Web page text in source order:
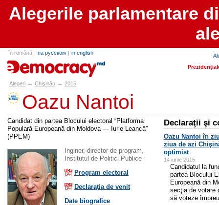
Alegerile parlamentare
în română | на русском | in english
alegeri.md
Alegeri → Chişinău → 2015
Oazu Nantoi
Candidat din partea Blocului electoral “Platforma
Populară Europeană din Moldova — Iurie Leancă”
(PPEM)
Inginer, director de program,
Institutul de Politici Publice
Program electoral
Declaraţia de venit
Date biografice
Declaraţii şi
Oazu Nantoi în
ziua de azi
optimist
14 iunie 2015
Candidatul la
partea Blocului
Europeană din
secţia de votare
să voteze